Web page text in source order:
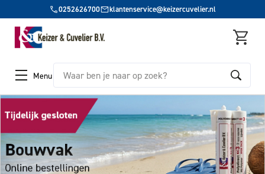
0252626700 klantenservice@keizercuvelier.nl
Menu Zoeken